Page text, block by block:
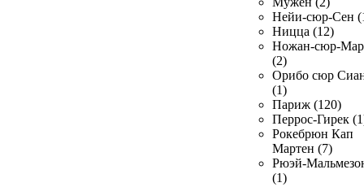
Нейи-сюр-Сен
Ницца (12)
Ножан-сюр-
(2)
Орибо сюр
(1)
Париж (120)
Перрос-Гирек
Рокебрюн Кап
Мартен (7)
Рюэй-
(1)